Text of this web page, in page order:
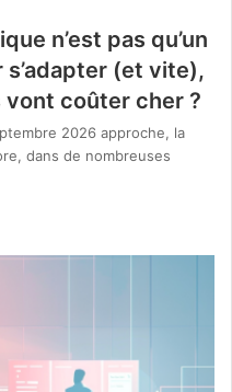
n’est pas qu’un
(et vite),
coûter cher ?
2026 approche, la
dans de nombreuses